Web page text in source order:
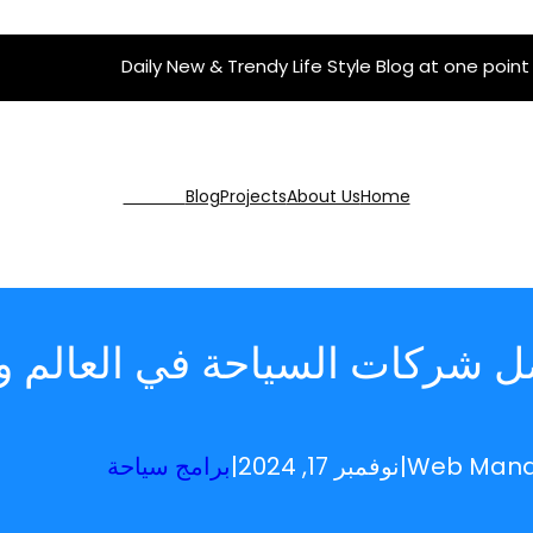
Daily New & Trendy Life Style Blog at one point
Home
About Us
Projects
Blog
شركات السياحة في العالم
Web
|نوفمبر 17, 2024 |برامج سياحة